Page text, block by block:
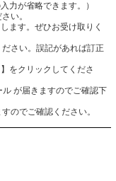
が省略できます。）
い。
。ぜひお受け取りく
さい。誤記があれば訂正
クリックしてくださ
届きますのでご確認下
のでご確認ください。